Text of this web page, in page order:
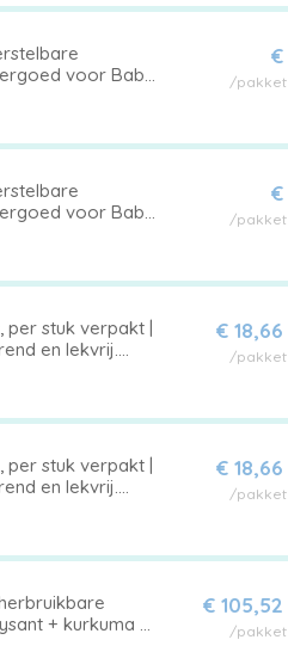
voor Baby
- Trainingluier
€
/pakket
voor Baby
- Trainingluier
€
/pakket
per stuk verpakt |
en lekvrij.
van 1 t/m 5
€ 18,66
/pakket
per stuk verpakt |
en lekvrij.
van 1 t/m 5
€ 18,66
/pakket
+ kurkuma +
voor
€ 105,52
/pakket